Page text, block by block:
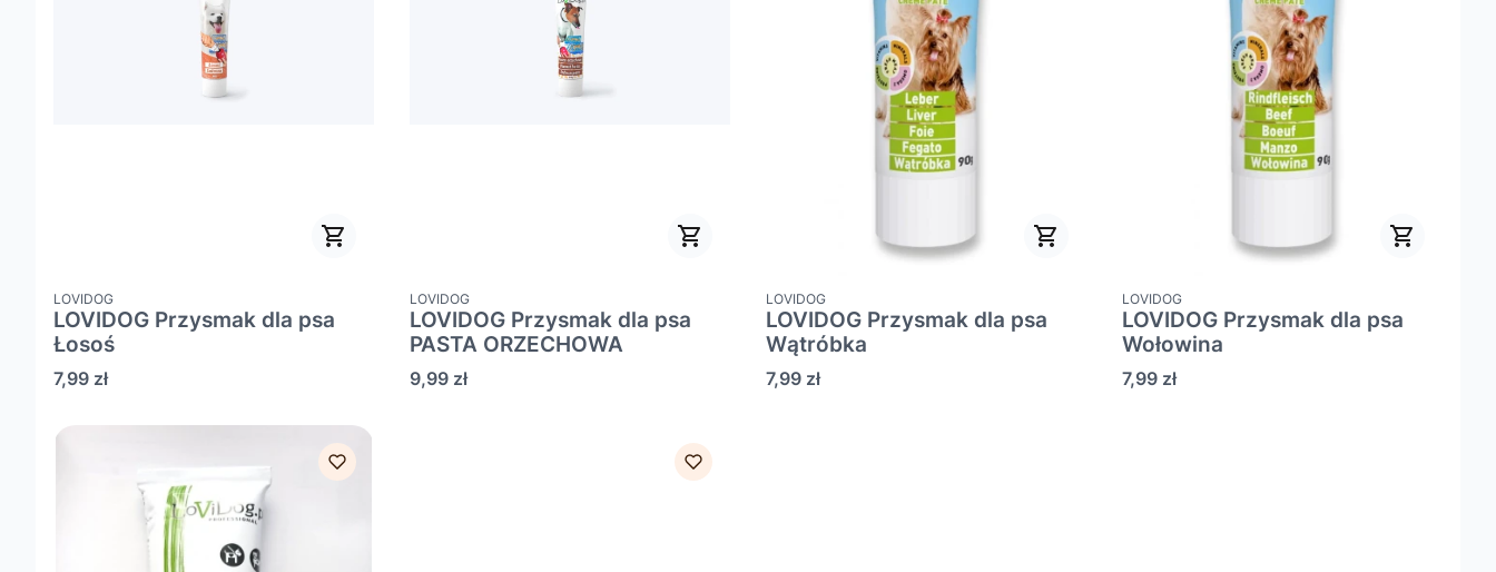
PRODUCENT
LOVIDOG
LOVIDOG Przysmak dla psa
Łosoś
Cena
7,99 zł
PRODUCENT
LOVIDOG
LOVIDOG Przysmak dla psa
PASTA ORZECHOWA
Cena
9,99 zł
PRODUCENT
LOVIDOG
LOVIDOG Przysmak dla psa
Wątróbka
Cena
7,99 zł
PRODUCENT
LOVIDOG
LOVIDOG Przysmak dla psa
Wołowina
Cena
7,99 zł